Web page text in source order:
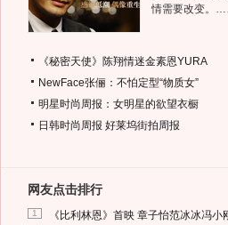
情需要改变。
《秘密天使》陈翔情迷金素恩YURA
NewFace张俪：不怕定型“物质女”
明星时尚周报：女明星的欲望衣橱
日韩时尚周报 好莱坞街拍周报
网友点击排行
1 《比利林恩》首映 章子怡范冰冰冯小